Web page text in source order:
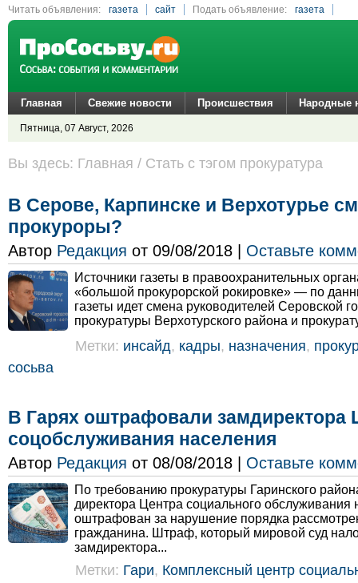
Читать объявления: газета сайт Подать объявление:
газета
сайт
Главная Свежие новости Происшествия Народные
Пятница, 07 Август, 2026
Вы здесь: Главная / Стать с тэгом прокуратура
В Серове, Карпинске и Верхотурье
прокуроры?
Автор Редакция от 09/08/2018 | Оставьте
Источники газеты в правоохранительных
«большой прокурорской рокировке» — по
газеты идет смена руководителей Серовской
прокуратуры Верхотурского района и
Метки: инсайд, кадры, назначения,
сосьва
В Гарях оштрафовали замдиректора
соцобслуживания населения
Автор Редакция от 08/08/2018 | Оставьте
По требованию прокуратуры Гаринского
директора Центра социального обслуживания
оштрафован за нарушение порядка
гражданина. Штраф, который мировой суд
замдиректора...
Метки: Гари, Комплексный центр